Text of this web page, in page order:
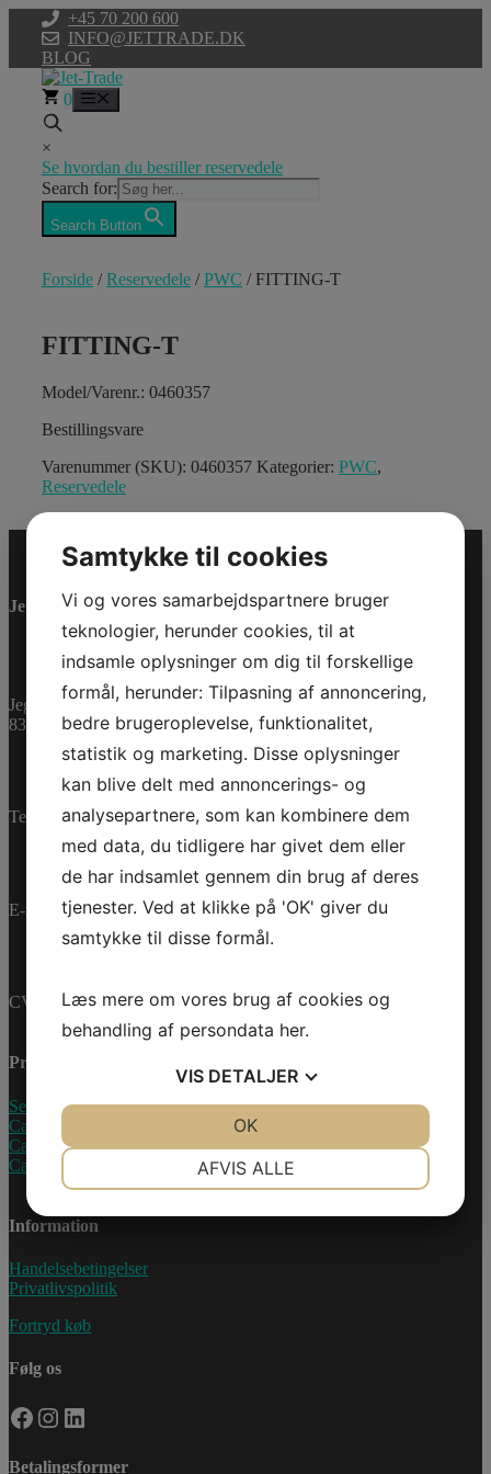
indhold
+45 70 200 600
INFO@JETTRADE.DK
BLOG
0
×
Se hvordan du bestiller reservedele
Search for:
Search Button
Forside /Reservedele /PWC / FITTING-T
FITTING-T
Model/Varenr.: 0460357
Bestillingsvare
Varenummer (SKU): 0460357 Kategorier: PWC,
Reservedele
Jet-Trade Powersport
Jegstrupvej 280
8361 Hasselager
Telefon:+45 70 200 600
E-mail:info@jettrade.dk
CVR-nummer: 27233678
Produkter
Sea-Doo Vandscooter
Can-Am ATV
Can-Am UTV
Can-Am Roadster
Information
Handelsebetingelser
Privatlivspolitik
Fortryd køb
Følg os
Facebook
Instagram
LinkedIn
Betalingsformer
Samtykke til cookies
Vi og vores samarbejdspartnere bruger
teknologier, herunder cookies, til at
indsamle oplysninger om dig til forskellige
formål, herunder: Tilpasning af annoncering,
bedre brugeroplevelse, funktionalitet,
statistik og marketing. Disse oplysninger
kan blive delt med annoncerings- og
analysepartnere, som kan kombinere dem
med data, du tidligere har givet dem eller
de har indsamlet gennem din brug af deres
tjenester. Ved at klikke på 'OK' giver du
samtykke til disse formål.
Læs mere om vores brug af cookies og
behandling af persondata her.
VIS DETALJER
AFVIS ALLE
OK